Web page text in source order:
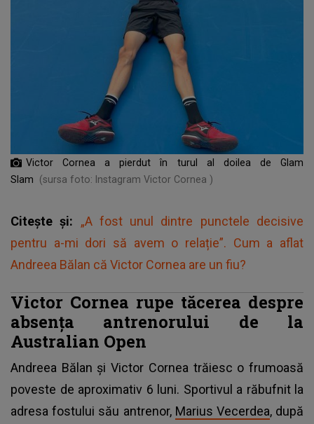
Victor Cornea a pierdut în turul al doilea de Glam
Slam
(sursa foto: Instagram Victor Cornea )
Citește și: „A fost unul dintre punctele decisive
pentru a-mi dori să avem o relație”. Cum a aflat
Andreea Bălan că Victor Cornea are un fiu?
Victor Cornea rupe tăcerea despre
absența antrenorului de la
Australian Open
Andreea Bălan și Victor Cornea trăiesc o frumoasă
poveste de aproximativ 6 luni. Sportivul a răbufnit la
adresa fostului său antrenor, Marius Vecerdea, după